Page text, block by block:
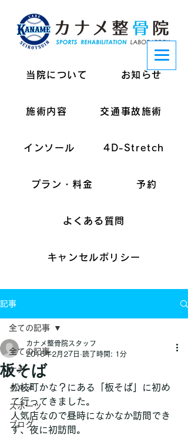
当院について お知らせ
施術内容 交通事故施術
インソール 4D-Stretch
プラン・料金 予約
よくある質問
キャンセルポリシー
記事
全ての記事
ケガ
グルメ
スポーツ
ブログ
全ての記事
板そば
カナメ整骨院スタッフ
2016年2月27日 読了時間: 1分
松枝町かな？にある「板そば」に初め
て行ってきました。
人気店なので昼時になかなか訪問でき
ず、夜に初訪問。